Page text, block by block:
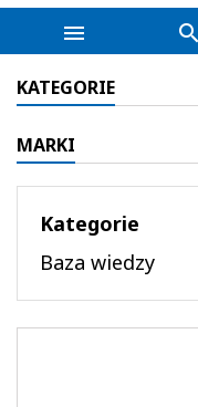
 
KATEGORIE
MARKI
Kategorie
Baza wiedzy